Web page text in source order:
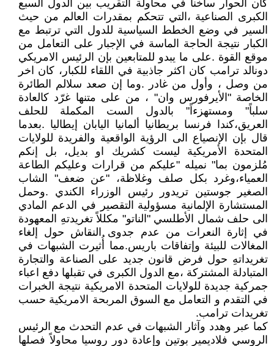
كان الحوار ساخناً في محاولة التقريب بين الدول السبع
الكبرى الصناعية ،التي تتحكم بمقدرات العالم من حيث
السير في وضع الخطط السياسية للدول التي ترتبط مع
الكبار نتيجة الحاجة الماسة في الإجبار على التعامل من
موقع القوة .على ما يبدو للمتابعين بإن الرئيس الامريكي
دونالد ترامب كان اكثر جاذبية في اللقاء للكبار، كان اخر
من وصل ، وأول من غادر .وما إن صعد سلالم الطائرة
الخاصة "الأيرفورس وان" ، من على متنها غرّد كالعادة
سلباً" ومستهزءاً" بالدول الست المكملة للحلف
العريق،كندا فرنسا بريطانيا ألمانيا اليابان إيطاليا .بعدما
قال بإن الإنصياع الى الرؤية الواقعية والفريدة للولايات
المتحدة الأمريكية ليست كشريك او بديل، بل إنكم
مُلزمون بما" نميله "عليكم من قرارات وعليكم الطاعة
العمياء،وغرد بكل صلف وغلاظة، "عن ضعف" الشاب
الصغير جوستين تريدور رئيس الوزراء الكندي .وحمل
المستشارة الإلمانية مسؤولية التقصير في الدعم المادي
الى حلف شمال الأطلسي "الناتو" مكللاً تغريدتهِ المعهودة
في إثارة النعرات من عدم جدوى النقاش حول إلغاء
المغالات للبيئة وإتفاقات باريس.مما أُثيرت الشبهات في
تغريداتهِ حول فرض قانون جديد على الصناعة والتجارة
المتبادلة المشتركة ،مع الدول الكبرى في تقبلها دفع اعباء
جمركية جديدة للولايات المتحدة الامريكية نتيجة الخبرات
في التقدم و التعامل مع السوق المربحة الامريكية حسب
تغريدات ترامب.
كما عبر وهدد وآثار الشبهات في عدم التحدث مع الرئيس
الروسي فلاديمير بوتين وإعادة دور روسيا محاولاً فصلها